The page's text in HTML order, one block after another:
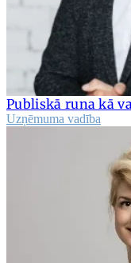
Publiskā runa kā
Uzņēmuma vadība